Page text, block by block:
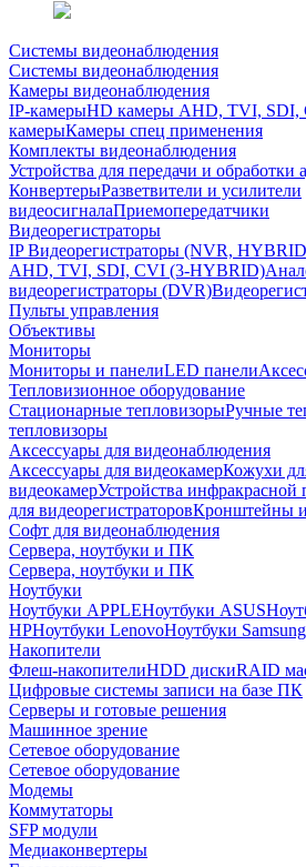
Системы видеонаблюдения
Системы видеонаблюдения
Камеры видеонаблюдения
IP-камерыHD камеры AHD, TVI, SDI,
камерыКамеры спец применения
Комплекты видеонаблюдения
Устройства для передачи и обработки
КонвертерыРазветвители и усилители
видеосигналаПриемопередатчики
Видеорегистраторы
IP Видеорегистраторы (NVR,
AHD, TVI, SDI, CVI (3-HYBRID)
видеорегистраторы (DVR)
Пульты управления
Объективы
Мониторы
Мониторы и панелиLED панели
Тепловизионное оборудование
Стационарные тепловизорыРучные
тепловизоры
Аксессуары для видеонаблюдения
Аксессуары для видеокамерКожухи
видеокамерУстройства инфракрасной
для видеорегистраторовКронштейны
Софт для видеонаблюдения
Сервера, ноутбуки и ПК
Сервера, ноутбуки и ПК
Ноутбуки
Ноутбуки APPLEНоутбуки ASUS
HPНоутбуки LenovoНоутбуки Samsung
Накопители
Флеш-накопителиHDD дискиRAID
Цифровые системы записи на базе ПК
Серверы и готовые решения
Машинное зрение
Сетевое оборудование
Сетевое оборудование
Модемы
Коммутаторы
SFP модули
Медиаконвертеры